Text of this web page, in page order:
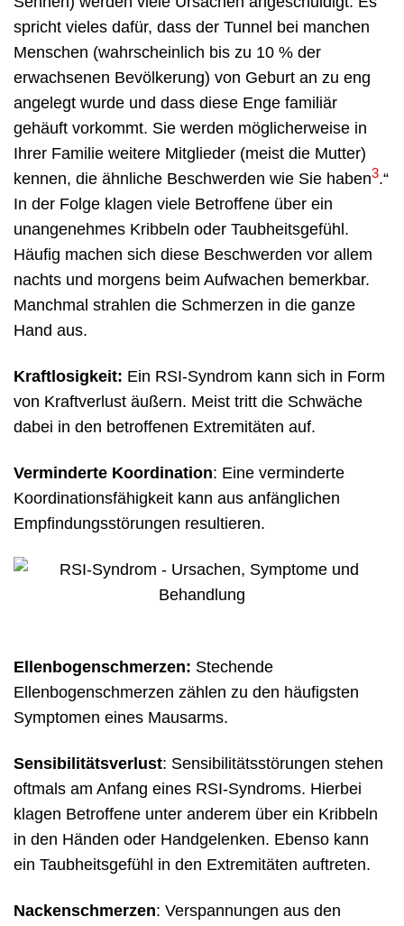
spricht vieles dafür, dass der Tunnel bei manchen
Menschen (wahrscheinlich bis zu 10 % der
erwachsenen Bevölkerung) von Geburt an zu eng
angelegt wurde und dass diese Enge familiär
gehäuft vorkommt. Sie werden möglicherweise in
Ihrer Familie weitere Mitglieder (meist die Mutter)
kennen, die ähnliche Beschwerden wie Sie haben3.“
In der Folge klagen viele Betroffene über ein
unangenehmes Kribbeln oder Taubheitsgefühl.
Häufig machen sich diese Beschwerden vor allem
nachts und morgens beim Aufwachen bemerkbar.
Manchmal strahlen die Schmerzen in die ganze
Hand aus.
Kraftlosigkeit: Ein RSI-Syndrom kann sich in Form
von Kraftverlust äußern. Meist tritt die Schwäche
dabei in den betroffenen Extremitäten auf.
Verminderte Koordination: Eine verminderte
Koordinationsfähigkeit kann aus anfänglichen
Empfindungsstörungen resultieren.
Ellenbogenschmerzen: Stechende
Ellenbogenschmerzen zählen zu den häufigsten
Symptomen eines Mausarms.
Sensibilitätsverlust: Sensibilitätsstörungen stehen
oftmals am Anfang eines RSI-Syndroms. Hierbei
klagen Betroffene unter anderem über ein Kribbeln
in den Händen oder Handgelenken. Ebenso kann
ein Taubheitsgefühl in den Extremitäten auftreten.
Nackenschmerzen: Verspannungen aus den